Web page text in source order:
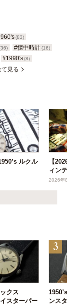
(83)
#懐中時計 (16)
#1990's (8)
見る
ルクル
【2026年
ィンテー...
2026年8月6
クス
スターパー
1950’s ヴ
ンスタン